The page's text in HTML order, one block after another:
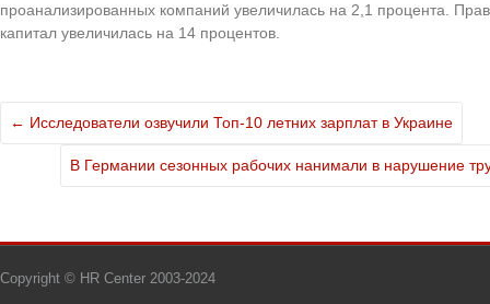
проанализированных компаний увеличилась на 2,1 процента.
капитал увеличилась на 14 процентов.
← Исследователи озвучили Топ-10 летних зарплат в Украине
В Германии сезонных рабочих нанимали в нарушение
Copyright © HR Center 2003-2024